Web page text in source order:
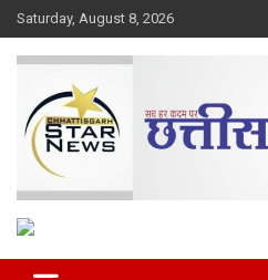
Skip
to
content
Saturday, August 8, 2026
Chhattisgarh Star